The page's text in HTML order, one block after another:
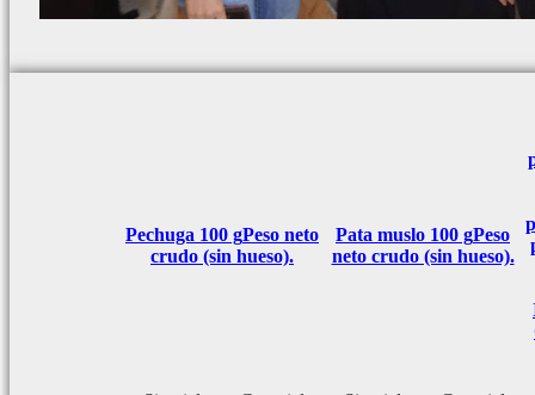
Pechuga 100 gPeso neto
crudo (sin hueso).
Pata muslo 100 gPeso
neto crudo (sin hueso).